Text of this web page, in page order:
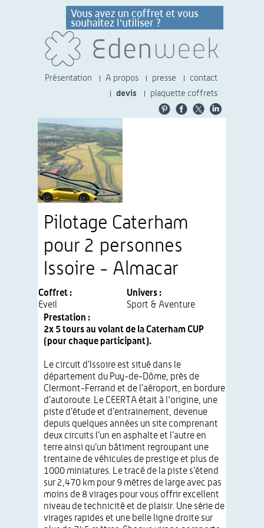
Présentation A propos presse
contact
devis
plaquette coffrets
Pilotage Caterham
pour 2 personnes
Issoire - Almacar
Coffret :
Eveil
Univers :
Sport & Aventure
Prestation :
2x 5 tours au volant de la Caterham CUP
(pour chaque participant).
Le circuit d’Issoire est situé dans le
département du Puy-de-Dôme, près de
Clermont-Ferrand et de l’aéroport, en bordure
d’autoroute. Le CEERTA était à l'origine, une
piste d’étude et d’entrainement, devenue
depuis quelques années un site comprenant
deux circuits l’un en asphalte et l’autre en
terre ainsi qu’un bâtiment regroupant une
trentaine de véhicules de prestige et plus de
1000 miniatures. Le tracé de la piste s’étend
sur 2,470 km pour 9 mètres de large avec pas
moins de 8 virages pour vous offrir excellent
niveau de technicité et de plaisir. Une série de
virages rapides et une belle ligne droite sur